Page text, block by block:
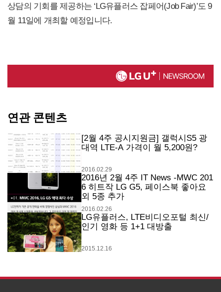
상담의 기회를 제공하는 ‘LG유플러스 잡페어(Job Fair)’도 9
월 11일에 개최할 예정입니다.
연관 콘텐츠
[2월 4주 공시지원금] 갤럭시S5 광
대역 LTE-A 가격이 월 5,200원?
2016.02.29
2016년 2월 4주 IT News -MWC 201
6 히트작 LG G5, 페이스북 좋아요
외 5종 추가
2016.02.26
LG유플러스, LTE비디오포털 최신/
인기 영화 등 1+1 대방출
2015.12.16